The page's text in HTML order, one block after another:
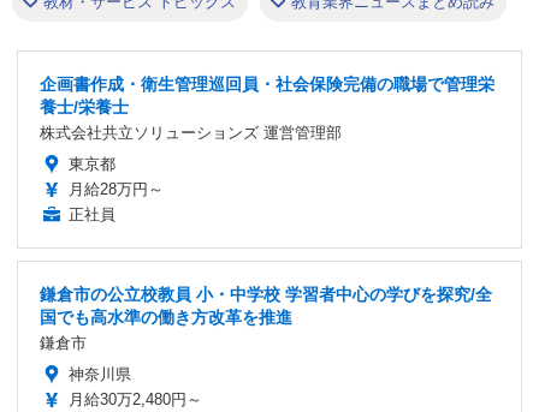
企画書作成・衛生管理巡回員・社会保険完備の職場で管理栄
養士/栄養士
株式会社共立ソリューションズ 運営管理部
東京都
月給28万円～
正社員
鎌倉市の公立校教員 小・中学校 学習者中心の学びを探究/全
国でも高水準の働き方改革を推進
鎌倉市
神奈川県
月給30万2,480円～